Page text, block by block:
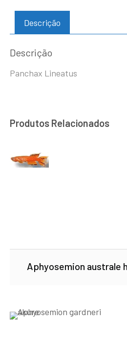
Descrição
Descrição
Panchax Lineatus
Produtos Relacionados
Aphyosemion australe